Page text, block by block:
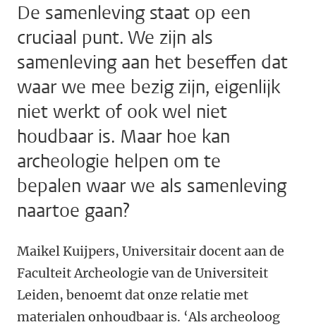
De samenleving staat op een
cruciaal punt. We zijn als
samenleving aan het beseffen dat
waar we mee bezig zijn, eigenlijk
niet werkt of ook wel niet
houdbaar is. Maar hoe kan
archeologie helpen om te
bepalen waar we als samenleving
naartoe gaan?
Maikel Kuijpers, Universitair docent aan de
Faculteit Archeologie van de Universiteit
Leiden, benoemt dat onze relatie met
materialen onhoudbaar is. ‘Als archeoloog